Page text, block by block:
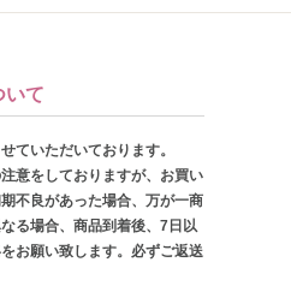
いて
ていただいております。
意をしておりますが、お買い
不良があった場合、万が一商
る場合、商品到着後、7日以
お願い致します。必ずご返送